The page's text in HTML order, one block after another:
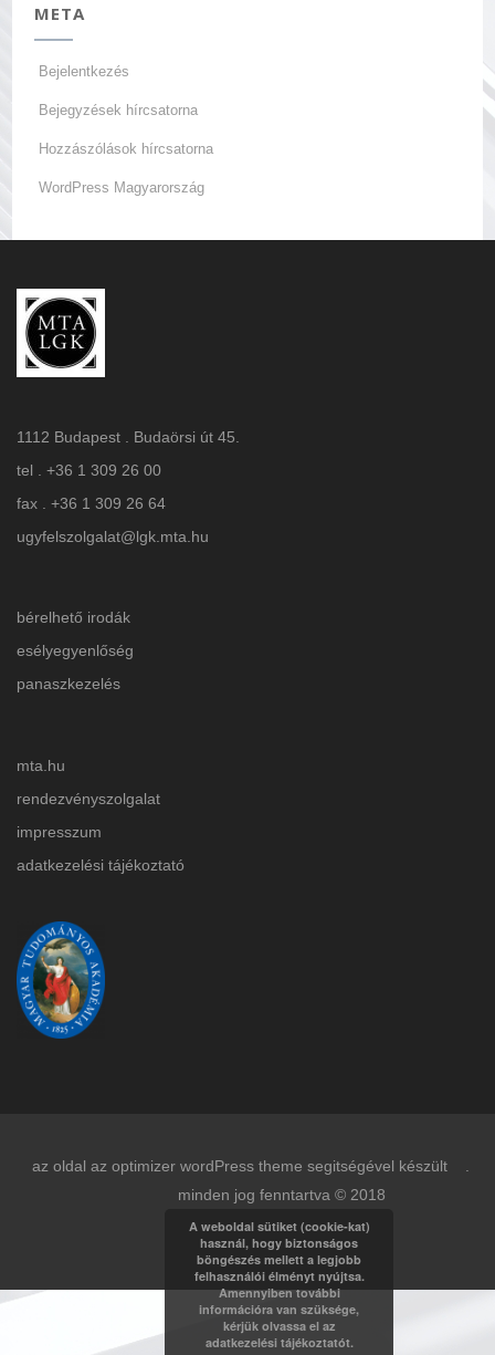
META
Bejelentkezés
Bejegyzések hírcsatorna
Hozzászólások hírcsatorna
WordPress Magyarország
1112 Budapest . Budaörsi út 45.
tel . +36 1 309 26 00
fax . +36 1 309 26 64
ugyfelszolgalat@lgk.mta.hu
bérelhető irodák
esélyegyenlőség
panaszkezelés
mta.hu
rendezvényszolgalat
impresszum
adatkezelési tájékoztató
az oldal az optimizer wordPress theme segitségével készült .
minden jog fenntartva © 2018
A weboldal sütiket (cookie-kat)
használ, hogy biztonságos
böngészés mellett a legjobb
felhasználói élményt nyújtsa.
Amennyiben további
információra van szüksége,
kérjük olvassa el az
adatkezelési tájékoztatót.